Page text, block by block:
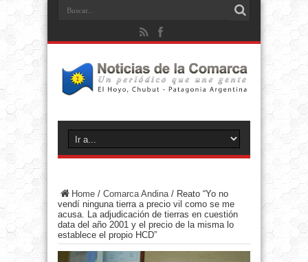
Home / Comarca Andina/ Reato “Yo no
vendí ninguna tierra a precio vil como se me
acusa. La adjudicación de tierras en cuestión
data del año 2001 y el precio de la misma lo
establece el propio HCD”